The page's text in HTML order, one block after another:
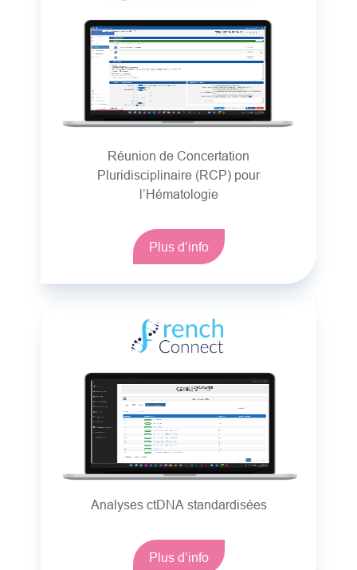
Réunion de Concertation
Pluridisciplinaire (RCP) pour
l’Hématologie
Plus d’info
Analyses ctDNA standardisées
Plus d’info